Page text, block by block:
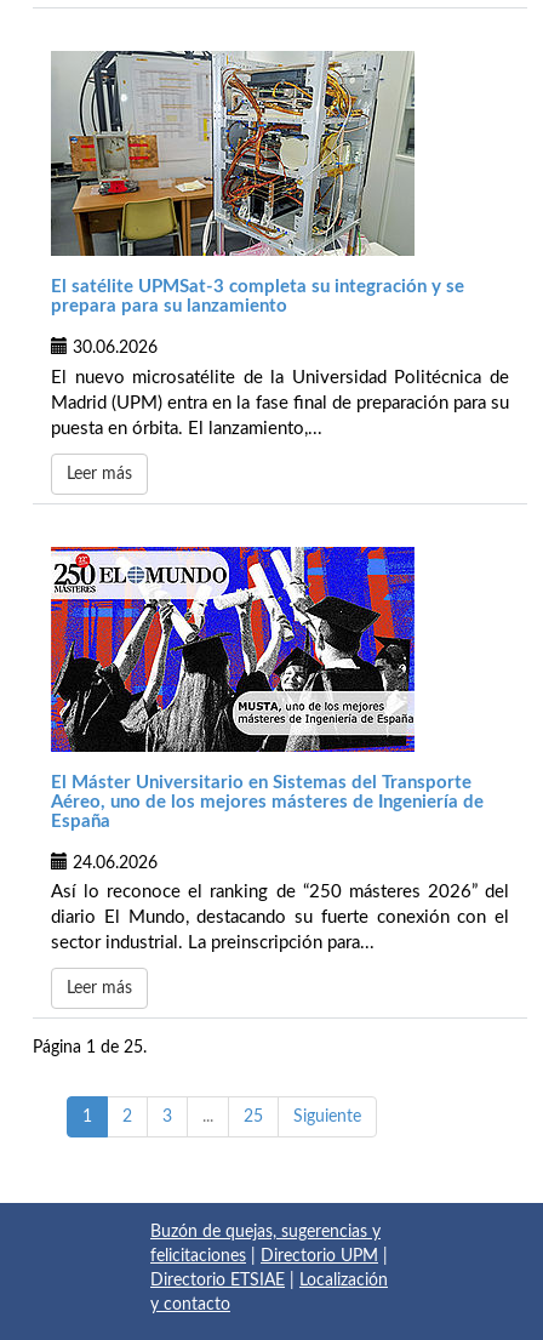
El satélite UPMSat-3 completa su integración y se
prepara para su lanzamiento
30.06.2026
El nuevo microsatélite de la Universidad Politécnica de
Madrid (UPM) entra en la fase final de preparación para su
puesta en órbita. El lanzamiento,...
Leer más
El Máster Universitario en Sistemas del Transporte
Aéreo, uno de los mejores másteres de Ingeniería de
España
24.06.2026
Así lo reconoce el ranking de “250 másteres 2026” del
diario El Mundo, destacando su fuerte conexión con el
sector industrial. La preinscripción para...
Leer más
Página 1 de 25.
1 2 3 ... 25 Siguiente
Buzón de quejas, sugerencias y
felicitaciones
Directorio UPM
Directorio ETSIAE
Localización
y contacto